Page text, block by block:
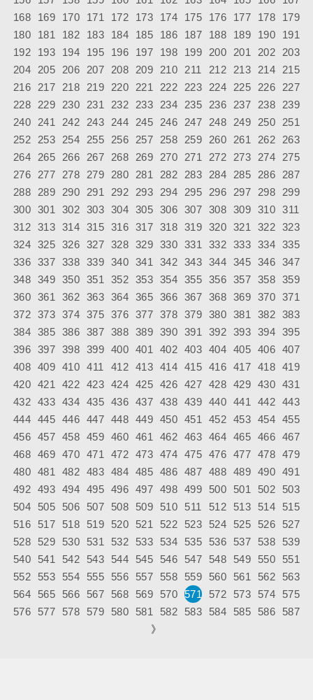
168
169 170 171 172 173 174 175 176 177 178
179
180
181 182 183 184 185 186 187 188 189 190
191
192
193 194 195 196 197 198 199 200 201 202
203
204
205 206 207 208 209 210 211 212 213 214
215
216
217 218 219 220 221 222 223 224 225 226
227
228
229 230 231 232 233 234 235 236 237 238
239
240
241 242 243 244 245 246 247 248 249 250
251
252
253 254 255 256 257 258 259 260 261 262
263
264
265 266 267 268 269 270 271 272 273 274
275
276
277 278 279 280 281 282 283 284 285 286
287
288
289 290 291 292 293 294 295 296 297 298
299
300 301 302 303 304 305 306 307 308 309 310
311
312 313 314 315 316 317 318 319 320 321 322 323
324 325 326 327 328 329 330 331 332 333 334 335
336 337 338 339 340 341 342 343 344 345 346 347
348 349 350 351 352 353 354 355 356 357 358 359
360 361 362 363 364 365 366 367 368 369 370 371
372 373 374 375 376 377 378 379 380 381 382 383
384 385 386 387 388 389 390 391 392 393 394 395
396 397 398 399 400 401 402 403 404 405 406 407
408 409 410 411 412 413 414 415 416 417 418 419
420 421 422 423 424 425 426 427 428 429 430 431
432 433 434 435 436 437 438 439 440 441 442 443
444 445 446 447 448 449 450 451 452 453 454 455
456 457 458 459 460 461 462 463 464 465 466 467
468 469 470 471 472 473 474 475 476 477 478 479
480 481 482 483 484 485 486 487 488 489 490 491
492 493 494 495 496 497 498 499 500 501 502
503
504
505 506 507 508 509 510 511 512 513 514
515
516
517 518 519 520 521 522 523 524 525 526
527
528
529 530 531 532 533 534 535 536 537 538
539
540
541 542 543 544 545 546 547 548 549 550
551
552
553 554 555 556 557 558 559 560 561 562
563
564
565 566 567 568 569 570 571 572 573 574
575
576
577 578 579 580 581 582 583 584 585 586
587
》